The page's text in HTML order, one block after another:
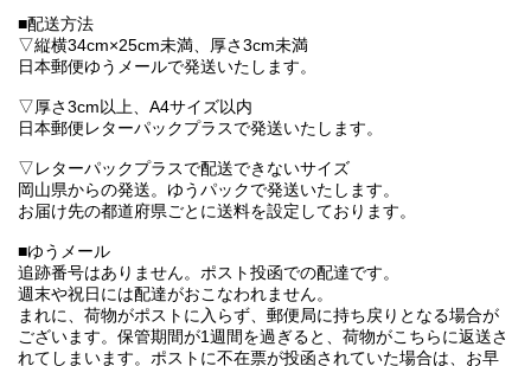
■配送方法
▽縦横34cm×25cm未満、厚さ3cm未満
日本郵便ゆうメールで発送いたします。
▽厚さ3cm以上、A4サイズ以内
日本郵便レターパックプラスで発送いたします。
▽レターパックプラスで配送できないサイズ
岡山県からの発送。ゆうパックで発送いたします。
お届け先の都道府県ごとに送料を設定しております。
■ゆうメール
追跡番号はありません。ポスト投函での配達です。
週末や祝日には配達がおこなわれません。
まれに、荷物がポストに入らず、郵便局に持ち戻りとなる場合が
ございます。保管期間が1週間を過ぎると、荷物がこちらに返送さ
れてしまいます。ポストに不在票が投函されていた場合は、お早